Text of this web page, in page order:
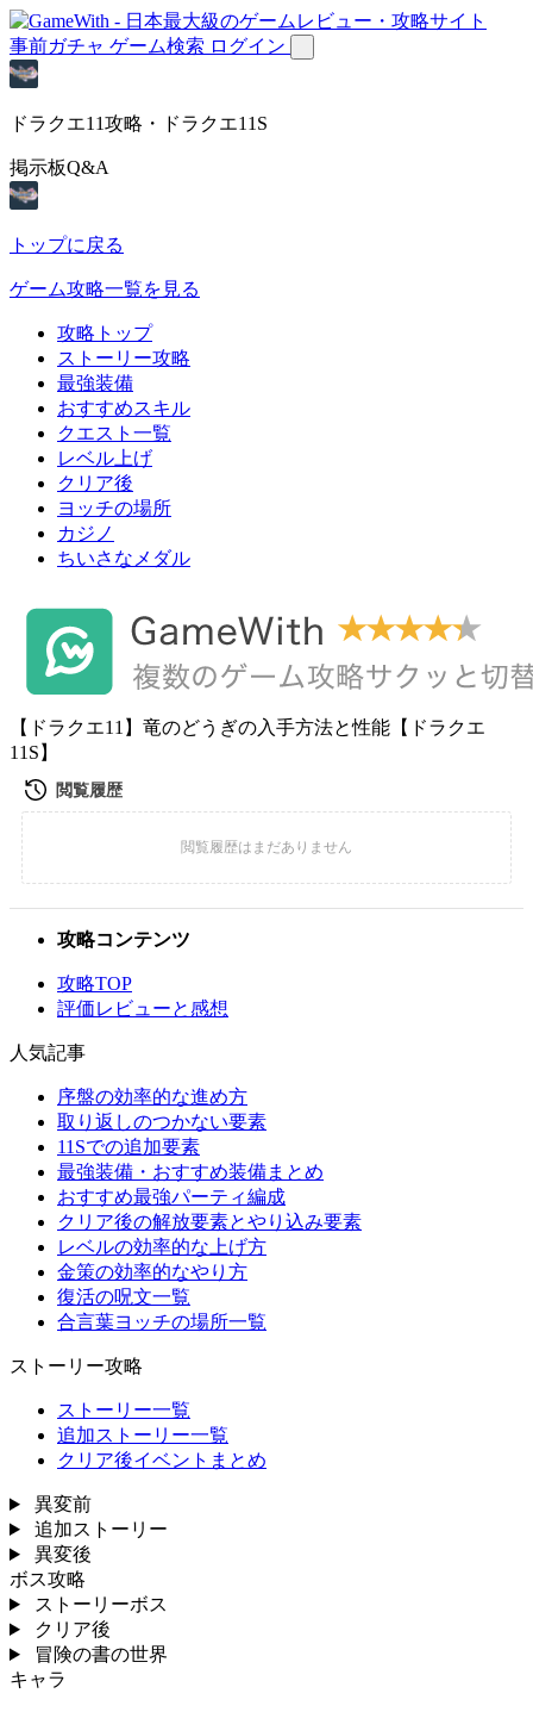
事前ガチャ ゲーム検索 ログイン
ドラクエ11攻略・ドラクエ11S
掲示板Q&A
トップに戻る
ゲーム攻略一覧を見る
攻略トップ
ストーリー攻略
最強装備
おすすめスキル
クエスト一覧
レベル上げ
クリア後
ヨッチの場所
カジノ
ちいさなメダル
【ドラクエ11】竜のどうぎの入手方法と性能【ドラクエ
11S】
攻略コンテンツ
攻略TOP
評価レビューと感想
人気記事
序盤の効率的な進め方
取り返しのつかない要素
11Sでの追加要素
最強装備・おすすめ装備まとめ
おすすめ最強パーティ編成
クリア後の解放要素とやり込み要素
レベルの効率的な上げ方
金策の効率的なやり方
復活の呪文一覧
合言葉ヨッチの場所一覧
ストーリー攻略
ストーリー一覧
追加ストーリー一覧
クリア後イベントまとめ
異変前
追加ストーリー
異変後
ボス攻略
ストーリーボス
クリア後
冒険の書の世界
キャラ